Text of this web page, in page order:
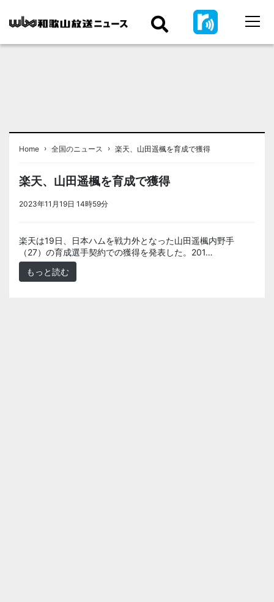
Home › 全国のニュース › 楽天、山田遥楓を育成で獲得
楽天、山田遥楓を育成で獲得
2023年11月19日 14時59分
楽天は19日、日本ハムを戦力外となった山田遥楓内野手
（27）の育成選手契約での獲得を発表した。201…
もっと読む